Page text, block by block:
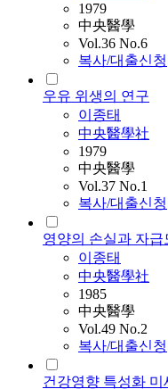
1979
中央醫學
Vol.36 No.6
복사/대출신청
우유 위생의 연구
이종태
中央醫學社
1979
中央醫學
Vol.37 No.1
복사/대출신청
영양의 손실과 자
이종태
中央醫學社
1985
中央醫學
Vol.49 No.2
복사/대출신청
건강영향 특성화 미